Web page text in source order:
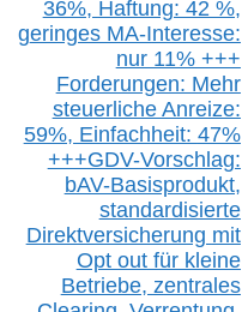
36%, Haftung: 42 %,
geringes MA-Interesse:
nur 11% +++
Forderungen: Mehr
steuerliche Anreize:
59%, Einfachheit: 47%
+++GDV-Vorschlag:
bAV-Basisprodukt,
standardisierte
Direktversicherung mit
Opt outfür kleine
Betriebe, zentrales